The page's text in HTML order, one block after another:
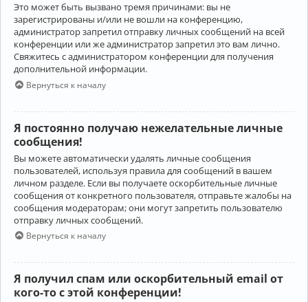
Это может быть вызвано тремя причинами: вы не
зарегистрированы и/или не вошли на конференцию,
администратор запретил отправку личных сообщений на всей
конференции или же администратор запретил это вам лично.
Свяжитесь с администратором конференции для получения
дополнительной информации.
Вернуться к началу
Я постоянно получаю нежелательные личные
сообщения!
Вы можете автоматически удалять личные сообщения
пользователей, используя правила для сообщений в вашем
личном разделе. Если вы получаете оскорбительные личные
сообщения от конкретного пользователя, отправьте жалобы на
сообщения модераторам; они могут запретить пользователю
отправку личных сообщений.
Вернуться к началу
Я получил спам или оскорбительный email от
кого-то с этой конференции!